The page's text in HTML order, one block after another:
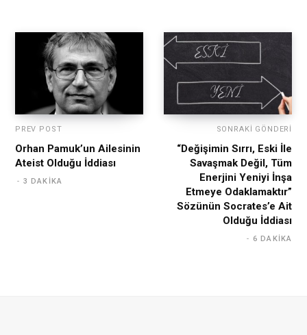
PREV POST
Orhan Pamuk’un Ailesinin
Ateist Olduğu İddiası
3 DAKIKA
SONRAKI GÖNDERI
“Değişimin Sırrı, Eski İle
Savaşmak Değil, Tüm
Enerjini Yeniyi İnşa
Etmeye Odaklamaktır”
Sözünün Socrates’e Ait
Olduğu İddiası
6 DAKIKA